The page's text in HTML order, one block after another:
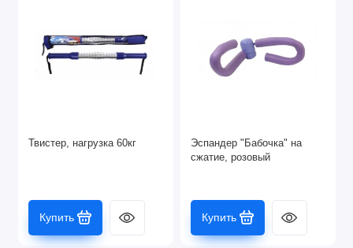
Твистер, нагрузка 60кг
Купить
Эспандер "Бабочка" на
сжатие, розовый
Купить